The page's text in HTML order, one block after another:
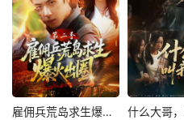
雇佣兵荒岛求生爆火出圈第二季